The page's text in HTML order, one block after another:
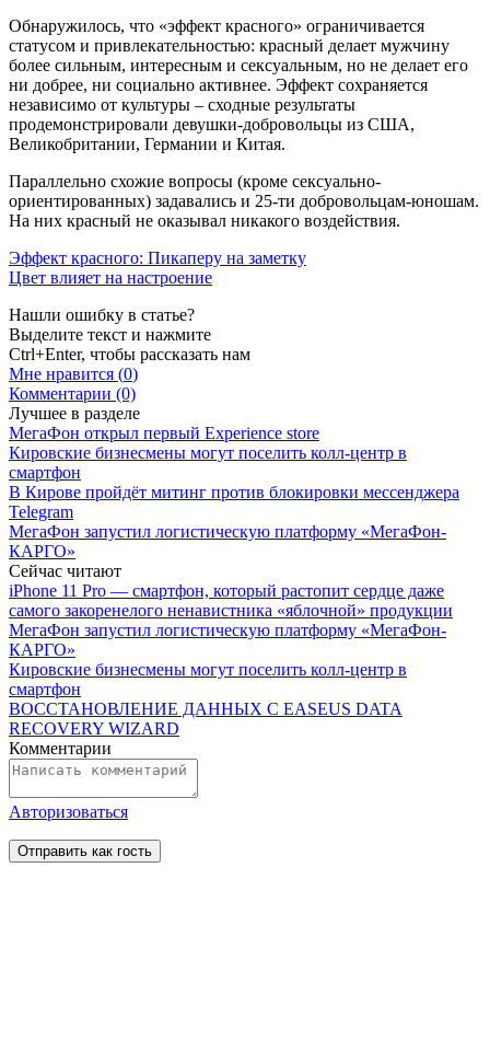
Обнаружилось, что «эффект красного» ограничивается
статусом и привлекательностью: красный делает мужчину
более сильным, интересным и сексуальным, но не делает его
ни добрее, ни социально активнее. Эффект сохраняется
независимо от культуры – сходные результаты
продемонстрировали девушки-добровольцы из США,
Великобритании, Германии и Китая.
Параллельно схожие вопросы (кроме сексуально-
ориентированных) задавались и 25-ти добровольцам-юношам.
На них красный не оказывал никакого воздействия.
Эффект красного: Пикаперу на заметку
Цвет влияет на настроение
Нашли ошибку в статье?
Выделите текст и нажмите
Ctrl+Enter, чтобы рассказать нам
Мне нравится (0)
Комментарии (0)
Лучшее в разделе
МегаФон открыл первый Experience store
Кировские бизнесмены могут поселить колл-центр в
смартфон
В Кирове пройдёт митинг против блокировки мессенджера
Telegram
МегаФон запустил логистическую платформу «МегаФон-
КАРГО»
Сейчас читают
iPhone 11 Pro — смартфон, который растопит сердце даже
самого закоренелого ненавистника «яблочной» продукции
МегаФон запустил логистическую платформу «МегаФон-
КАРГО»
Кировские бизнесмены могут поселить колл-центр в
смартфон
ВОССТАНОВЛЕНИЕ ДАННЫХ С EASEUS DATA
RECOVERY WIZARD
Комментарии
Авторизоваться